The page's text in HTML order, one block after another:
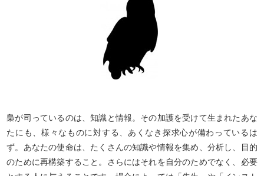
梟が司っているのは、知識と情報。その加護を受けて生まれたあな
たにも、様々なものに対する、あくなき探求心が備わっているは
ず。あなたの使命は、たくさんの知識や情報を集め、分析し、目的
のために再構築すること。さらにはそれを自分のためでなく、必要